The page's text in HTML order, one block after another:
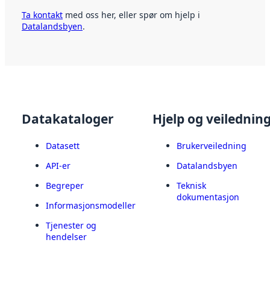
Ta kontakt med oss her, eller spør om hjelp i
Datalandsbyen.
Datakataloger
Datasett
API-er
Begreper
Informasjonsmodeller
Tjenester og
hendelser
Hjelp og
Brukerveiledning
Datalandsbyen
Teknisk
dokumentasjon